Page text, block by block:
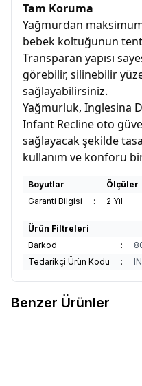
Tam Koruma
Yağmurdan
bebek koltuğunun
Transparan yapısı
görebilir, silinebilir
sağlayabilirsiniz.
Yağmurluk, Inglesina
Infant Recline oto
sağlayacak şekilde
kullanım ve konforu
Boyutlar
Ölçüler
Garanti Bilgisi
: 2 Yıl
Ürün Filtreleri
Barkod
:
Tedarikçi Ürün Kodu
:
Benzer Ürünler